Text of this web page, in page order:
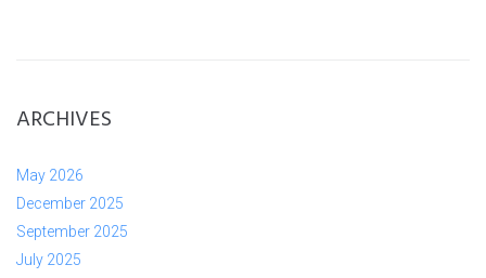
ARCHIVES
May 2026
December 2025
September 2025
July 2025